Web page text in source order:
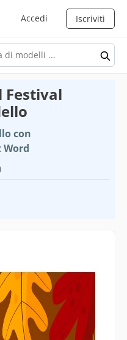
Accedi Iscriviti
con
Word